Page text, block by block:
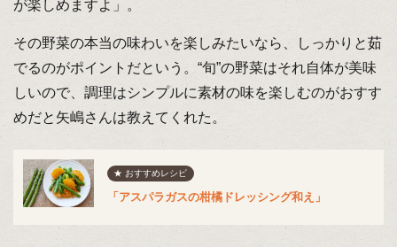
が楽しめますよ」。
その野菜の本当の味わいを楽しみたいなら、しっかりと茹
でるのがポイントだという。“旬”の野菜はそれ自体が美味
しいので、調理はシンプルに素材の味を楽しむのがおすす
めだと矢嶋さんは教えてくれた。
★ おすすめレシピ
「アスパラガスの柑橘ドレッシング和え」